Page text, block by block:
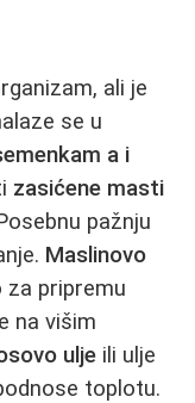
ali je
se u
a i
zasićene masti
pažnju
Maslinovo
za pripremu
na višim
ulje ili ulje
toplotu.